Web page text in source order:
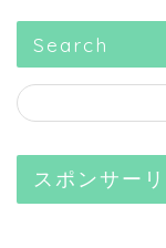
Search
スポンサー